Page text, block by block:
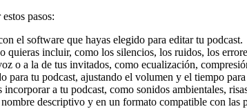
pasos:
el software que hayas elegido para editar tu podcast.
quieras incluir, como los silencios, los ruidos, los
o a la de tus invitados, como ecualización,
para tu podcast, ajustando el volumen y el tiempo
a tu podcast, como sonidos ambientales,
descriptivo y en un formato compatible con las